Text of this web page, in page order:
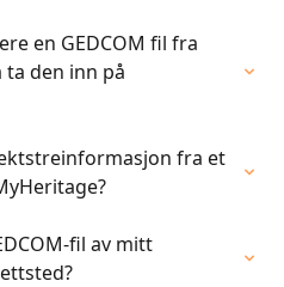
en GEDCOM fil fra
ta den inn på
fra et
fil av mitt